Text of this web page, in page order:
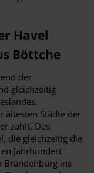
Havel
Böttche
der
gleichzeitig
ältesten Städte der
zählt. Das
die gleichzeitig die
Jahrhundert
Brandenburg ins